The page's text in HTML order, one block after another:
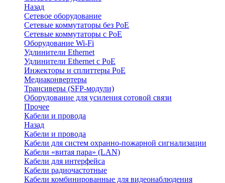
Назад
Сетевое оборудование
Сетевые коммутаторы без PoE
Сетевые коммутаторы с PoE
Оборудование Wi-Fi
Удлинители Ethernet
Удлинители Ethernet с PoE
Инжекторы и сплиттеры PoE
Медиаконвертеры
Трансиверы (SFP-модули)
Оборудование для усиления сотовой связи
Прочее
Кабели и провода
Назад
Кабели и провода
Кабели для систем охранно-пожарной сигнализации
Кабели «витая пара» (LAN)
Кабели для интерфейса
Кабели радиочастотные
Кабели комбинированные для видеонаблюдения